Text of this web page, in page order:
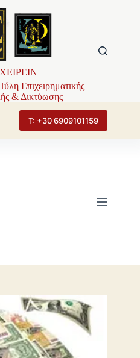
Επιχειρηματικής
& Δικτύωσης
Τ: +30 6909101159